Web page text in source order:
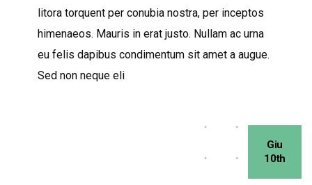
litora torquent per conubia nostra, per inceptos
himenaeos. Mauris in erat justo. Nullam ac urna
eu felis dapibus condimentum sit amet a augue.
Sed non neque eli
Giu
10th